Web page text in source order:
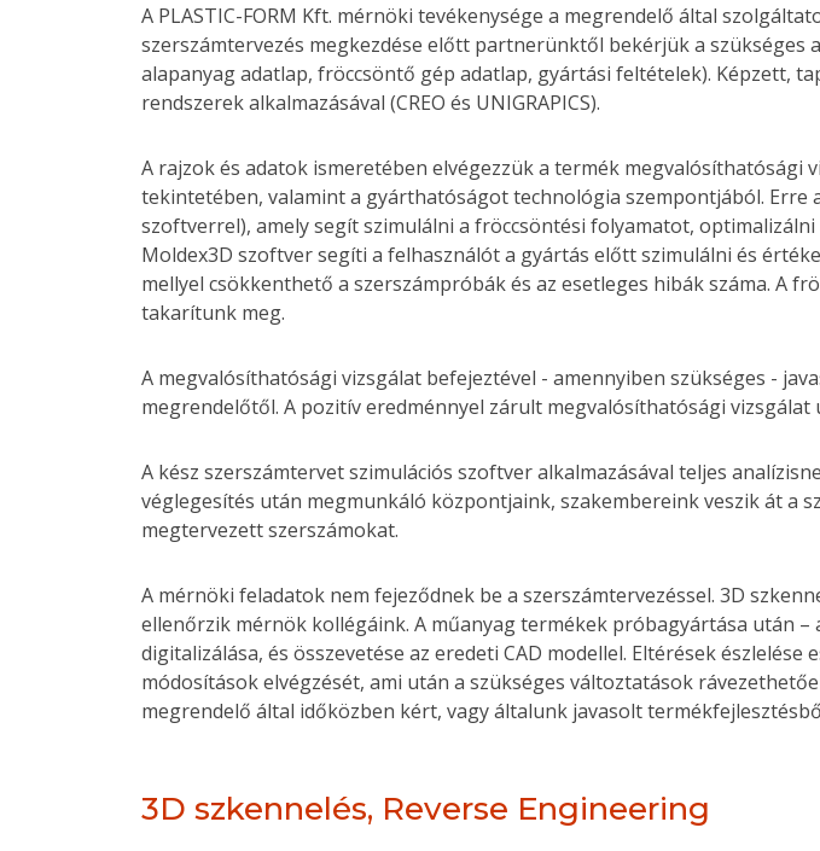
A PLASTIC-FORM Kft. mérnöki tevékenysége a megrendelő által
szerszámtervezés megkezdése előtt partnerünktől bekérjük a
alapanyag adatlap, fröccsöntő gép adatlap, gyártási feltételek). Képzett,
rendszerek alkalmazásával (CREO és UNIGRAPICS).
A rajzok és adatok ismeretében elvégezzük a termék
tekintetében, valamint a gyárthatóságot technológia szempontjából. Erre
szoftverrel), amely segít szimulálni a fröccsöntési folyamatot,
Moldex3D szoftver segíti a felhasználót a gyártás előtt szimulálni és
mellyel csökkenthető a szerszámpróbák és az esetleges hibák száma. A
takarítunk meg.
A megvalósíthatósági vizsgálat befejeztével - amennyiben szükséges -
megrendelőtől. A pozitív eredménnyel zárult megvalósíthatósági
A kész szerszámtervet szimulációs szoftver alkalmazásával teljes
véglegesítés után megmunkáló központjaink, szakembereink veszik át a
megtervezett szerszámokat.
A mérnöki feladatok nem fejeződnek be a szerszámtervezéssel. 3D
ellenőrzik mérnök kollégáink. A műanyag termékek próbagyártása után
digitalizálása, és összevetése az eredeti CAD modellel. Eltérések
módosítások elvégzését, ami után a szükséges változtatások
megrendelő által időközben kért, vagy általunk javasolt
3D szkennelés, Reverse Engineering